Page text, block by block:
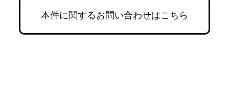
本件に関するお問い合わせはこちら